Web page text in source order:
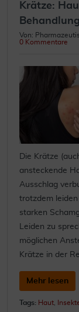
Krätze:
Von:
0 Kommentare
Die Krätze
ansteckende
Ausschlag
trotzdem
starken
Leiden zu
möglichen
Krätze in der
Mehr lesen
Tags: Haut